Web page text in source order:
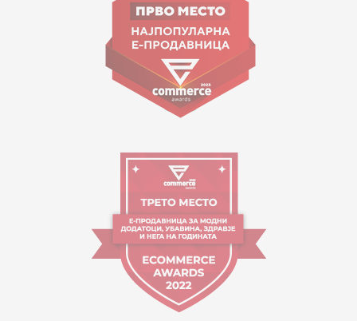
contact@mytime.mk
Orari i punës:
09:00 - 17:00